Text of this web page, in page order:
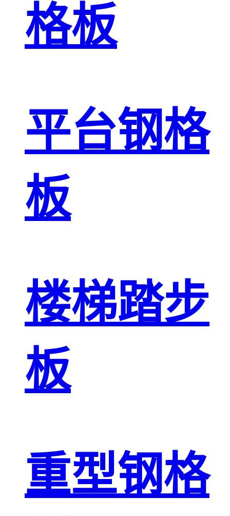
格板
平台钢格
板
楼梯踏步
板
重型钢格